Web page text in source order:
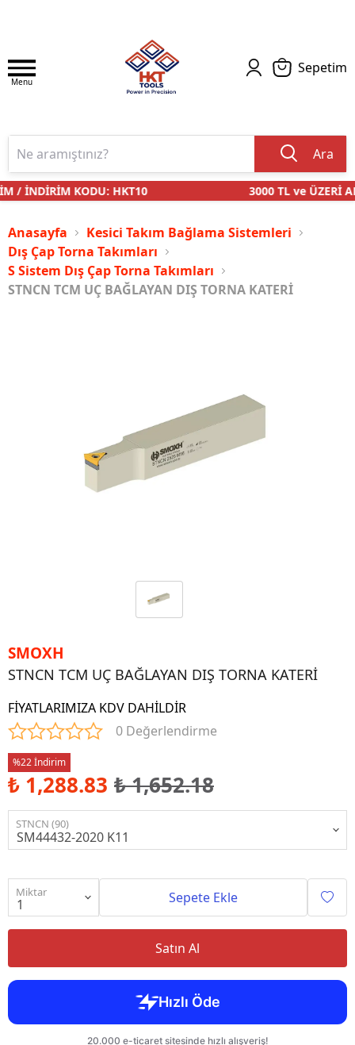
Menu
Sepetim
Ara
İNDİRİM KODU: HKT10 3000 TL ve ÜZERİ
Anasayfa
Kesici Takım Bağlama Sistemleri
Dış Çap Torna Takımları
S Sistem Dış Çap Torna Takımları
STNCN TCM UÇ BAĞLAYAN DIŞ TORNA KATERİ
SMOXH
STNCN TCM UÇ BAĞLAYAN DIŞ TORNA KATERİ
FİYATLARIMIZA KDV DAHİLDİR
0 Değerlendirme
%22 İndirim
₺ 1,288.83 ₺ 1,652.18
STNCN (90)
Miktar Sepete Ekle
Satın Al